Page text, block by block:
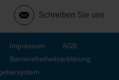
Schreiben Sie uns
Impressum
AGB
Barrierefreiheitserklärung